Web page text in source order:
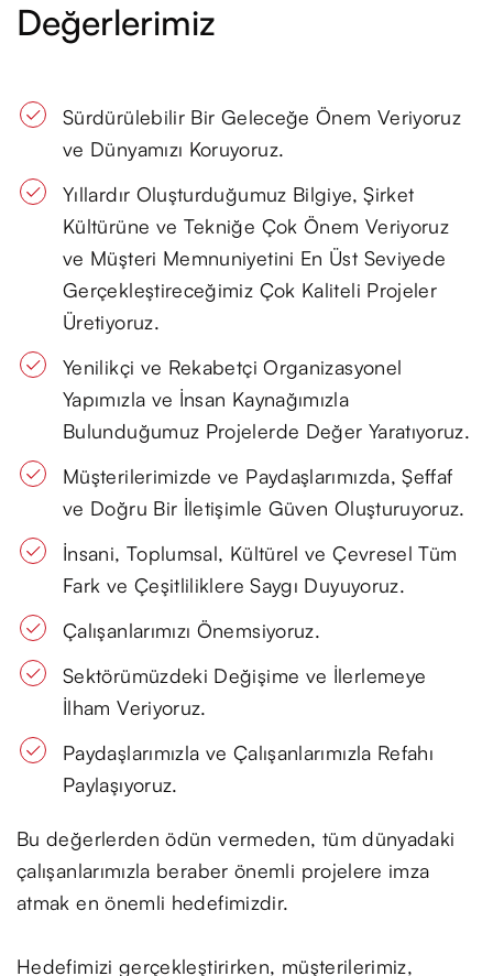
Değerlerimiz
Sürdürülebilir Bir Geleceğe Önem Veriyoruz
ve Dünyamızı Koruyoruz.
Yıllardır Oluşturduğumuz Bilgiye, Şirket
Kültürüne ve Tekniğe Çok Önem Veriyoruz
ve Müşteri Memnuniyetini En Üst Seviyede
Gerçekleştireceğimiz Çok Kaliteli Projeler
Üretiyoruz.
Yenilikçi ve Rekabetçi Organizasyonel
Yapımızla ve İnsan Kaynağımızla
Bulunduğumuz Projelerde Değer Yaratıyoruz.
Müşterilerimizde ve Paydaşlarımızda, Şeffaf
ve Doğru Bir İletişimle Güven Oluşturuyoruz.
İnsani, Toplumsal, Kültürel ve Çevresel Tüm
Fark ve Çeşitliliklere Saygı Duyuyoruz.
Çalışanlarımızı Önemsiyoruz.
Sektörümüzdeki Değişime ve İlerlemeye
İlham Veriyoruz.
Paydaşlarımızla ve Çalışanlarımızla Refahı
Paylaşıyoruz.
Bu değerlerden ödün vermeden, tüm dünyadaki
çalışanlarımızla beraber önemli projelere imza
atmak en önemli hedefimizdir.
Hedefimizi gerçekleştirirken, müşterilerimiz,